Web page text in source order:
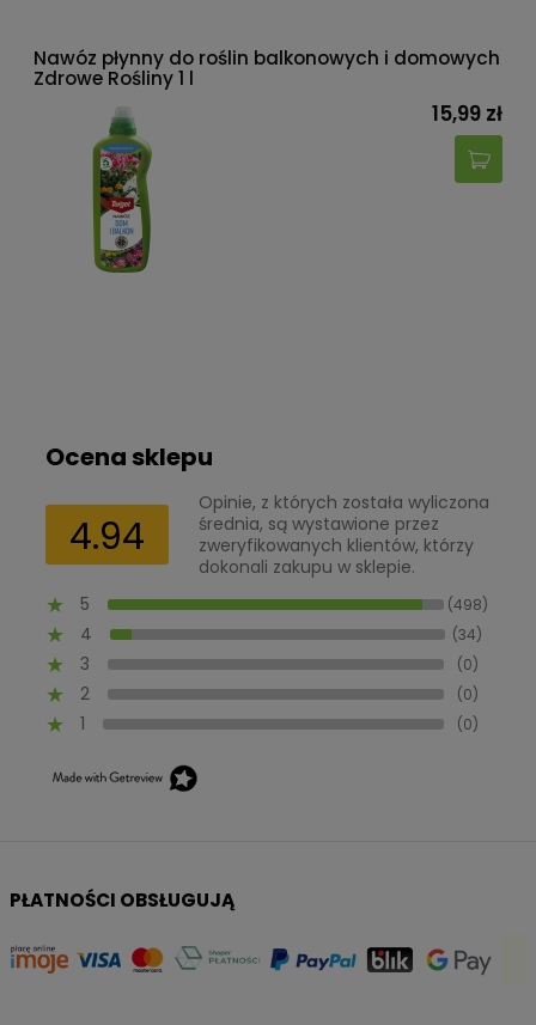
Nawóz płynny do roślin balkonowych i domowych
Zdrowe Rośliny 1 l
15,99 zł
Ocena sklepu
4.94
Opinie, z których została wyliczona
średnia, są wystawione przez
zweryfikowanych klientów, którzy
dokonali zakupu w sklepie.
5
(498)
4 (34)
3 (0)
2 (0)
1 (0)
PŁATNOŚCI OBSŁUGUJĄ